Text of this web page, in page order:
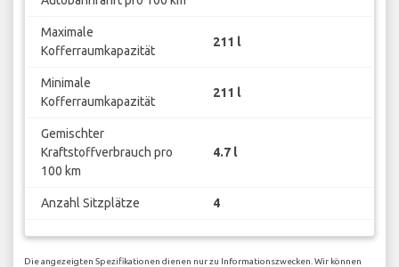
Maximale
Kofferraumkapazität
211 l
Minimale
Kofferraumkapazität
211 l
Gemischter
Kraftstoffverbrauch pro
100 km
4.7 l
Anzahl Sitzplätze 4
Die angezeigten Spezifikationen dienen nur zu Informationszwecken. Wir können